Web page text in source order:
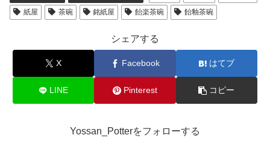
紙屋
茶碗 銘紙屋 飴楽茶碗 飴釉茶碗
シェアする
X Facebook はてブ
LINE Pinterest コピー
Yossan_Potterをフォローする